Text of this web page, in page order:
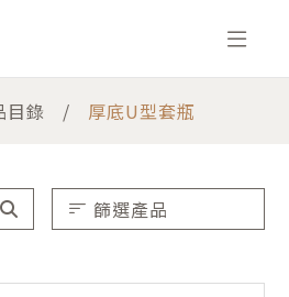
目錄 厚底U型套瓶
篩選產品